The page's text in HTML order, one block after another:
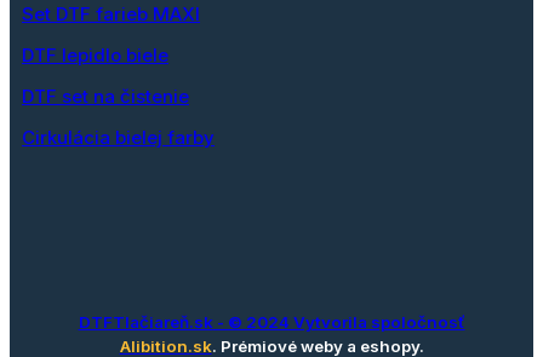
Set DTF farieb MAXI
DTF lepidlo biele
DTF set na čistenie
Cirkulácia bielej farby
DTFTlačiareň.sk - © 2024 Vytvorila spoločnosť
Alibition.sk. Prémiové weby a eshopy.